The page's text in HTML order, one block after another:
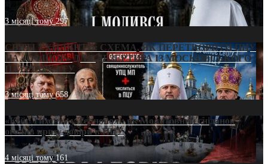
3 місяці тому297
СВЯТІ УХИЛЯНТИ: СХЕМА, ЯК ПЕРЕТВОРИТИ ПЦУ
НА «ОФШОР» ДЛЯ ДЕЗЕРТИРА ІЗ МОСКОВСЬКОГО
ПАТРІАРХАТУ
3 місяці тому658
«Кейс Тихона» у Тернополі: як Молитовний сніданок
оголив кризу довіри в ПЦУ
4 місяці тому161